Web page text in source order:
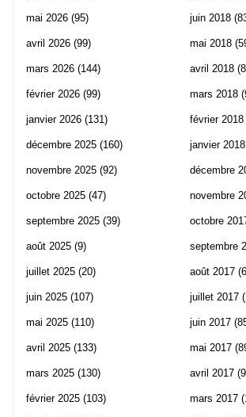
mai 2026 (95)
avril 2026 (99)
mars 2026 (144)
février 2026 (99)
janvier 2026 (131)
décembre 2025 (160)
novembre 2025 (92)
octobre 2025 (47)
septembre 2025 (39)
août 2025 (9)
juillet 2025 (20)
juin 2025 (107)
mai 2025 (110)
avril 2025 (133)
mars 2025 (130)
février 2025 (103)
juin 2018
mai 2018
avril 2018
mars 2018
février 2018
janvier 2018
décembre
novembre
octobre
septembre
août 2017
juillet 2017
juin 2017
mai 2017
avril 2017
mars 2017